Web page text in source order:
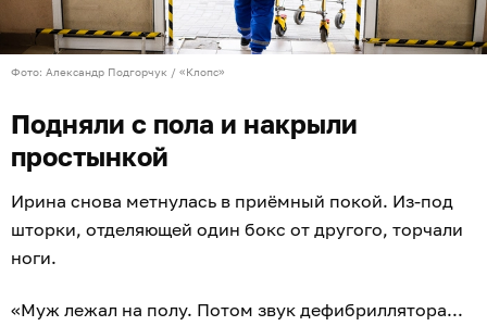
Фото: Александр Подгорчук / «Клопс»
Подняли с пола и накрыли
простынкой
Ирина снова метнулась в приёмный покой. Из-под
шторки, отделяющей один бокс от другого, торчали
ноги.
«Муж лежал на полу. Потом звук дефибриллятора...